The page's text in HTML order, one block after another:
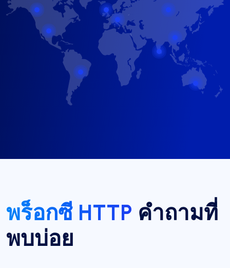
พร็อกซี HTTP คำถามที่
พบบ่อย